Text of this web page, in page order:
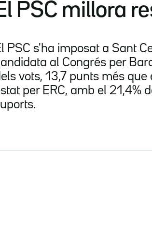
PSC millora
PSC s'ha imposat a Sant
al Congrés per
vots, 13,7 punts més
per ERC, amb el 21,4%